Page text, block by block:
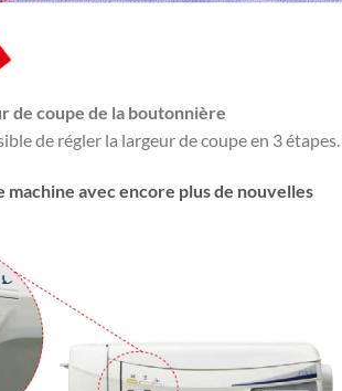
de coupe de la boutonnière
de régler la largeur de coupe en 3 étapes.
machine avec encore plus de nouvelles